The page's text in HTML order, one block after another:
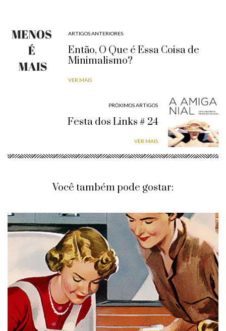
ARTIGOS ANTERIORES
Então, O Que é Essa Coisa de
Minimalismo?
VER MAIS
PRÓXIMOS ARTIGOS
Festa dos Links # 24
VER MAIS
Você também pode gostar: